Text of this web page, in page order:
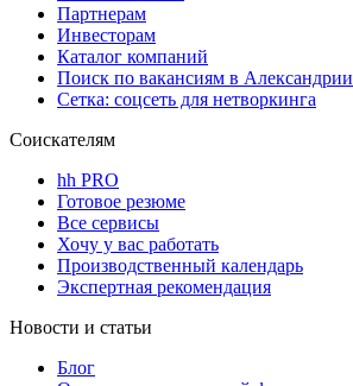
Партнерам
Инвесторам
Каталог компаний
Поиск по вакансиям в Александрии
Сетка: соцсеть для нетворкинга
Соискателям
hh PRO
Готовое резюме
Все сервисы
Хочу у вас работать
Производственный календарь
Экспертная рекомендация
Новости и статьи
Блог